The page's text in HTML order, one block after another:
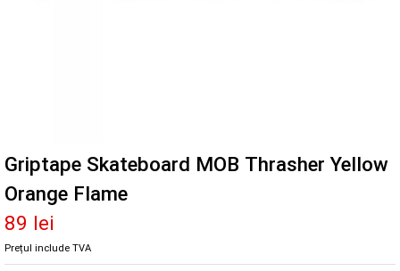
Griptape Skateboard MOB Thrasher Yellow
Orange Flame
89 lei
Prețul include TVA